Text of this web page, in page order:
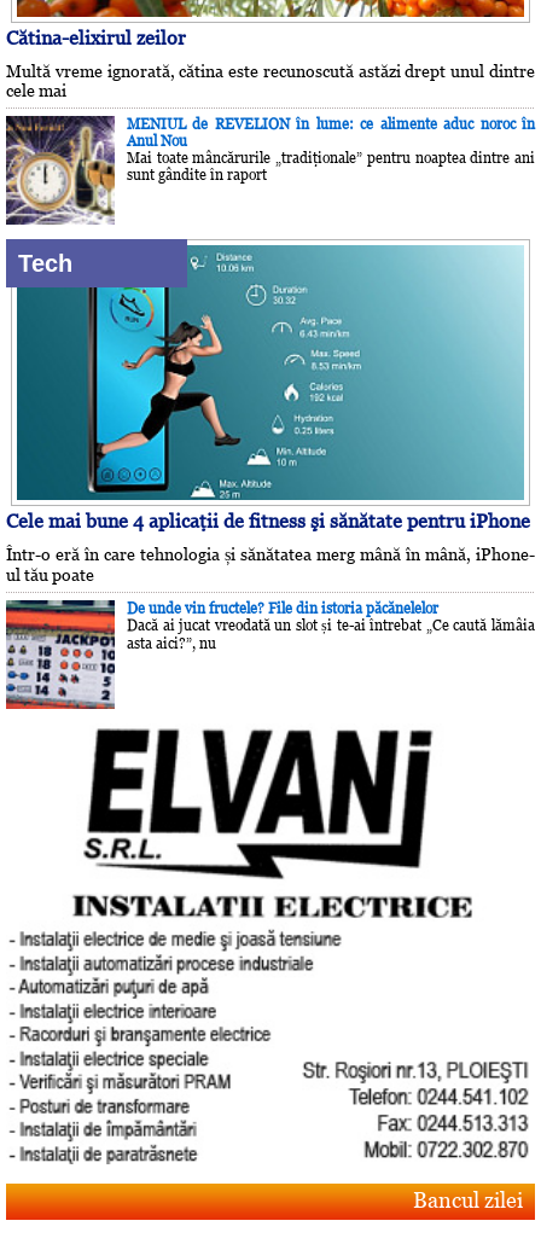
Cătina-elixirul zeilor
Multă vreme ignorată, cătina este recunoscută astăzi drept unul dintre
cele mai
MENIUL de REVELION în lume: ce alimente aduc noroc în
Anul Nou
Mai toate mâncărurile „tradiţionale” pentru noaptea dintre ani
sunt gândite în raport
Tech
Cele mai bune 4 aplicaţii de fitness şi sănătate pentru iPhone
Într-o eră în care tehnologia și sănătatea merg mână în mână, iPhone-
ul tău poate
De unde vin fructele? File din istoria păcănelelor
Dacă ai jucat vreodată un slot și te-ai întrebat „Ce caută lămâia
asta aici?”, nu
Bancul zilei